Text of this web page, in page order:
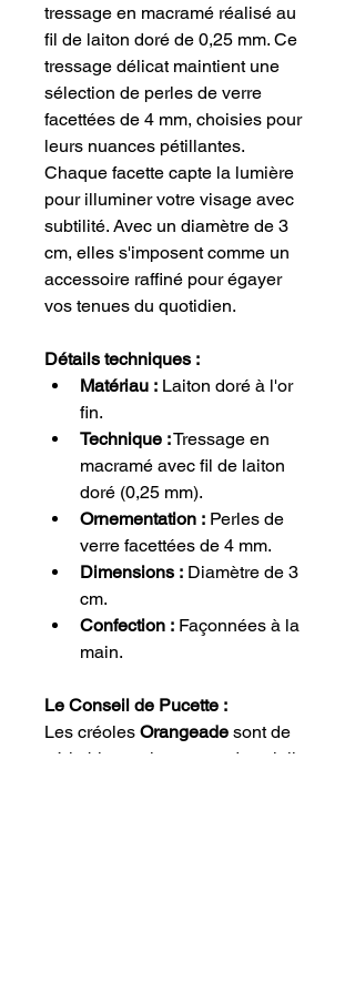
tressage en macramé réalisé au
fil de laiton doré de 0,25 mm. Ce
tressage délicat maintient une
sélection de perles de verre
facettées de 4 mm, choisies pour
leurs nuances pétillantes.
Chaque facette capte la lumière
pour illuminer votre visage avec
subtilité. Avec un diamètre de 3
cm, elles s'imposent comme un
accessoire raffiné pour égayer
vos tenues du quotidien.
Détails techniques :
Matériau : Laiton doré à l'or
fin.
Technique : Tressage en
macramé avec fil de laiton
doré (0,25 mm).
Ornementation : Perles de
verre facettées de 4 mm.
Dimensions : Diamètre de 3
cm.
Confection : Façonnées à la
main.
Le Conseil de Pucette :
Les créoles Orangeade sont de
véritables petits rayons de soleil.